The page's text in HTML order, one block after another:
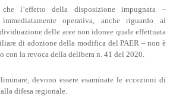
l’effetto della disposizione impugnata –
operativa, anche riguardo ai
delle aree non idonee quale effettuata
di adozione della modifica del PAER – non è
con la revoca della delibera n. 41 del 2020.
devono essere esaminate le eccezioni di
difesa regionale.